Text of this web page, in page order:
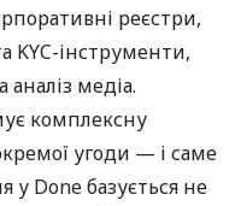
реєстри,
KYC-інструменти,
аналіз медіа.
комплексну
угоди — і саме
у Done базується не